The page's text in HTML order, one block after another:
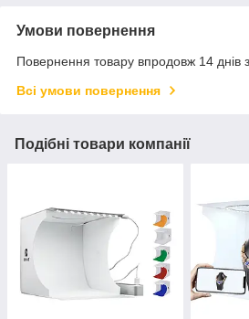
Умови повернення
Повернення товару впродовж 14 днів
Всі умови повернення
Подібні товари компанії